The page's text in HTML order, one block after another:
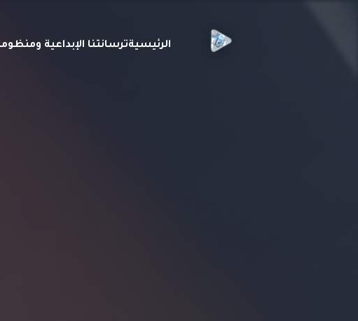
الرئيسيةترسانتنا الإبداعية